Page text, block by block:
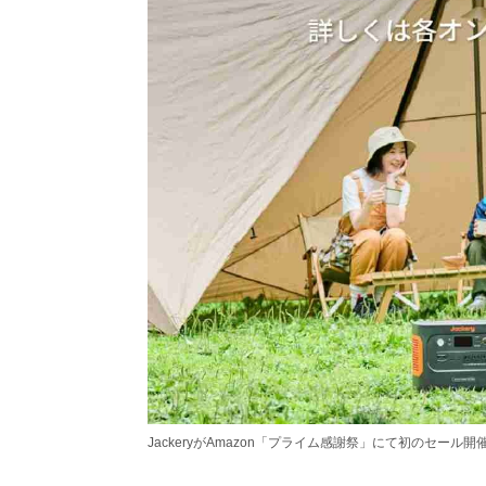
JackeryがAmazon「プライム感謝祭」にて初のセール開